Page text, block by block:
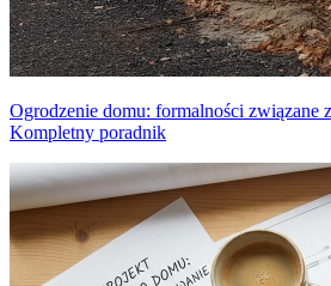
Ogrodzenie domu: formalności związane
Kompletny poradnik